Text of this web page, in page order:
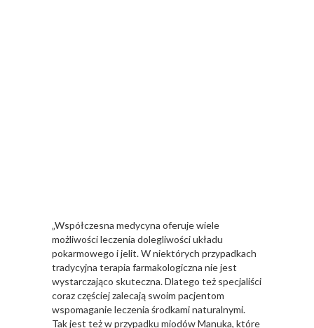
„Współczesna medycyna oferuje wiele
możliwości leczenia dolegliwości układu
pokarmowego i jelit. W niektórych przypadkach
tradycyjna terapia farmakologiczna nie jest
wystarczająco skuteczna. Dlatego też specjaliści
coraz częściej zalecają swoim pacjentom
wspomaganie leczenia środkami naturalnymi.
Tak jest też w przypadku miodów Manuka, które